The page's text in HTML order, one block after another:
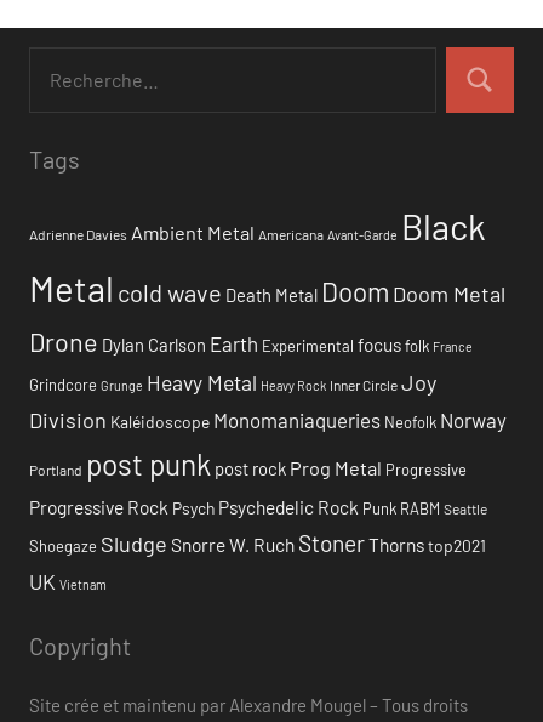
articles
Tags
Adrienne Davies Ambient Metal Americana Avant-Garde Black
Metal cold wave Death Metal Doom Doom Metal
Drone Dylan Carlson Earth Experimental focusfolk France
Grindcore Grunge Heavy Metal Heavy Rock Inner Circle Joy
Division Kaléidoscope Monomaniaqueries Neofolk Norway
Portland post punk post rock Prog Metal Progressive
Progressive Rock Psych Psychedelic Rock Punk RABM Seattle
Shoegaze Sludge Snorre W. Ruch StonerThornstop2021
UK Vietnam
Copyright
Site crée et maintenu par Alexandre Mougel – Tous droits